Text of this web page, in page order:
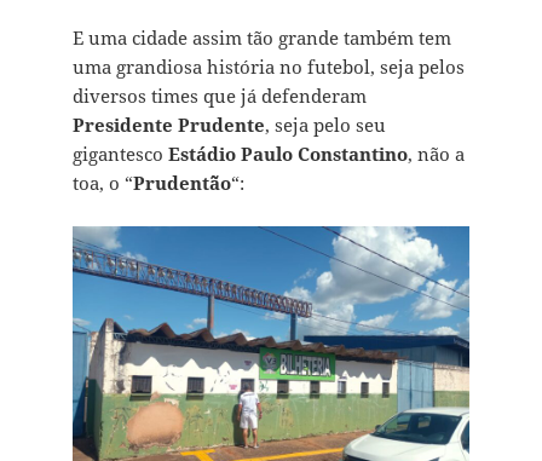
E uma cidade assim tão grande também tem
uma grandiosa história no futebol, seja pelos
diversos times que já defenderam
Presidente Prudente, seja pelo seu
gigantesco Estádio Paulo Constantino, não a
toa, o “Prudent˜ão“: